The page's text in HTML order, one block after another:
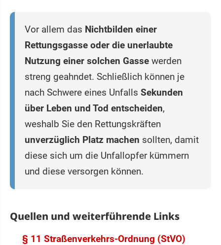
Vor allem das Nichtbilden einer
Rettungsgasse oder die unerlaubte
Nutzung einer solchen Gasse werden
streng geahndet. Schließlich können je
nach Schwere eines Unfalls Sekunden
über Leben und Tod entscheiden,
weshalb Sie den Rettungskräften
unverzüglich Platz machen sollten, damit
diese sich um die Unfallopfer kümmern
und diese versorgen können.
Quellen und weiterführende Links
§ 11 Straßenverkehrs-Ordnung (StVO)